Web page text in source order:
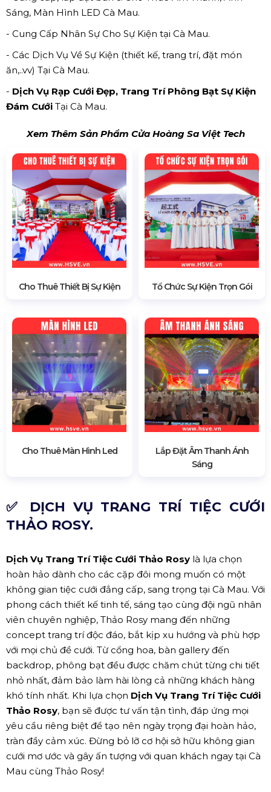
Sáng, Màn Hình LED Cà Mau.
- Cung Cấp Nhân Sự Cho Sự Kiện tại Cà Mau.
- Các Dịch Vụ Về Sự Kiện (thiết kế, trang trí, đặt món
ăn,..vv) Tại Cà Mau.
- Dịch Vụ Rạp Cưới Đẹp, Trang Trí Phông Bạt Sự Kiện
Đám Cưới Tại Cà Mau.
Xem Thêm Sản Phẩm Cửa Hoàng Sa Việt Tech
Cho Thuê Thiết Bị Sự Kiện Tổ Chức Sự Kiện Trọn Gói
Cho Thuê Màn Hình Led
Lắp Đặt Âm Thanh Ánh
Sáng
✅ DỊCH VỤ TRANG TRÍ TIỆC CƯỚI
THẢO ROSY.
Dịch Vụ Trang Trí Tiệc Cưới Thảo Rosy là lựa chọn
hoàn hảo dành cho các cặp đôi mong muốn có một
không gian tiệc cưới đẳng cấp, sang trọng tại Cà Mau. Với
phong cách thiết kế tinh tế, sáng tạo cùng đội ngũ nhân
viên chuyên nghiệp, Thảo Rosy mang đến những
concept trang trí độc đáo, bắt kịp xu hướng và phù hợp
với mọi chủ đề cưới. Từ cổng hoa, bàn gallery đến
backdrop, phông bạt đều được chăm chút từng chi tiết
nhỏ nhất, đảm bảo làm hài lòng cả những khách hàng
khó tính nhất. Khi lựa chọn Dịch Vụ Trang Trí Tiệc Cưới
Thảo Rosy, bạn sẽ được tư vấn tận tình, đáp ứng mọi
yêu cầu riêng biệt để tạo nên ngày trọng đại hoàn hảo,
tràn đầy cảm xúc. Đừng bỏ lỡ cơ hội sở hữu không gian
cưới mơ ước và gây ấn tượng với quan khách ngay tại Cà
Mau cùng Thảo Rosy!